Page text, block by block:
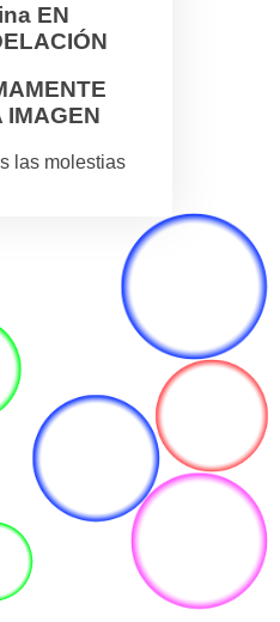
EN
IMAGEN
las molestias